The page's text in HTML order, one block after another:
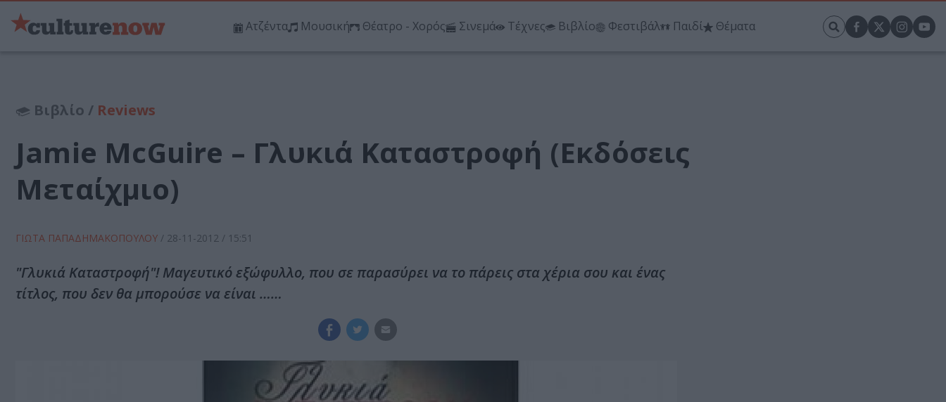
Ατζέντα Μουσική Θέατρο - Χορός Σινεμά Τέχνες Βιβλίο Φεστιβάλ Παιδί Θέματα
Βιβλίο / Reviews
Jamie McGuire – Γλυκιά Καταστροφή (Εκδόσεις
Μεταίχμιο)
ΓΙΩΤΑ ΠΑΠΑΔΗΜΑΚΟΠΟΥΛΟΥ / 28-11-2012 / 15:51
"Γλυκιά Καταστροφή"! Μαγευτικό εξώφυλλο, που σε παρασύρει να το πάρεις στα χέρια σου και ένας
τίτλος, που δεν θα μπορούσε να είναι ……